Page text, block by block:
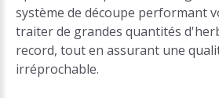
système de découpe performant
traiter de grandes quantités
record, tout en assurant une
irréprochable.